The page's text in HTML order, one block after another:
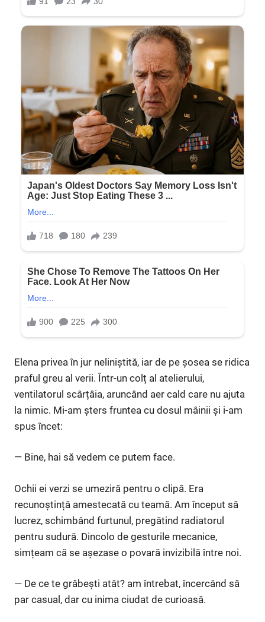
Elena privea în jur neliniștită, iar de pe șosea se ridica
praful greu al verii. Într-un colț al atelierului,
ventilatorul scârțâia, aruncând aer cald care nu ajuta
la nimic. Mi-am șters fruntea cu dosul mâinii și i-am
spus încet:
— Bine, hai să vedem ce putem face.
Ochii ei verzi se umeziră pentru o clipă. Era
recunoștință amestecată cu teamă. Am început să
lucrez, schimbând furtunul, pregătind radiatorul
pentru sudură. Dincolo de gesturile mecanice,
simțeam că se așezase o povară invizibilă între noi.
— De ce te grăbești atât? am întrebat, încercând să
par casual, dar cu inima ciudat de curioasă.